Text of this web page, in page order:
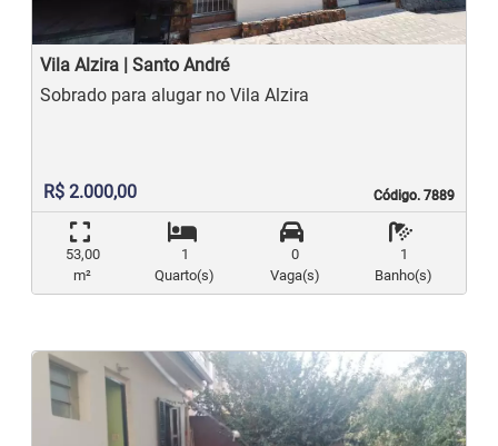
Vila Alzira | Santo André
Código. 7889
Código. 7889
Sobrado para alugar no Vila Alzira
R$ 2.000,00
53,00
m²
1
Quarto(s)
0
Vaga(s)
1
Banho(s)